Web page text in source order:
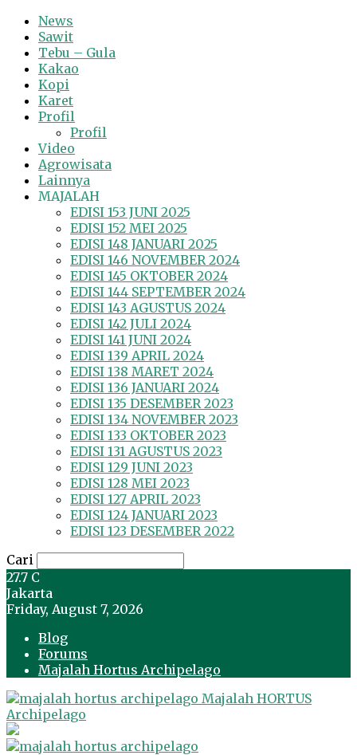
News
Sawit
Tebu – Gula
Kakao
Kopi
Karet
Profil
Profil
Video
Agrowisata
Lainnya
MAJALAH
EDISI 153 JUNI 2025
EDISI 152 MEI 2025
EDISI 148 JANUARI 2025
EDISI 146 NOVEMBER 2024
EDISI 145 OKTOBER 2024
EDISI 144 SEPTEMBER 2024
EDISI 143 AGUSTUS 2024
EDISI 142 JULI 2024
EDISI 141 JUNI 2024
EDISI 139 APRIL 2024
EDISI 138 MARET 2024
EDISI 136 JANUARI 2024
EDISI 135 DESEMBER 2023
EDISI 134 NOVEMBER 2023
EDISI 133 OKTOBER 2023
EDISI 131 AGUSTUS 2023
EDISI 129 JUNI 2023
EDISI 128 MEI 2023
EDISI 127 APRIL 2023
EDISI 124 JANUARI 2023
EDISI 123 DESEMBER 2022
Cari
27.7 C
Jakarta
Friday, August 7, 2026
Blog
Forums
Majalah Hortus Archipelago
Majalah HORTUS
Archipelago